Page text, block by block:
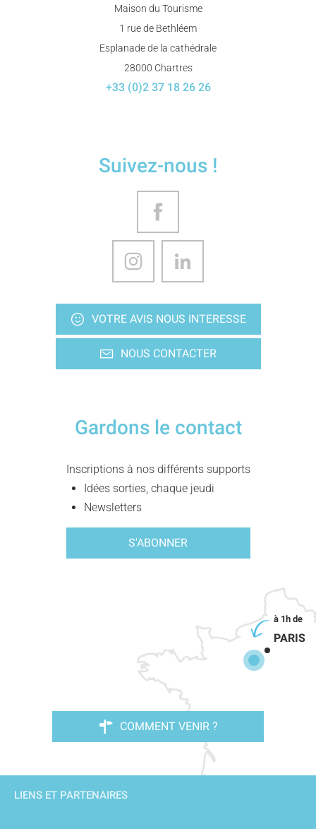
Maison du Tourisme
1 rue de Bethléem
Esplanade de la cathédrale
28000 Chartres
+33 (0)2 37 18 26 26
Suivez-nous !
VOTRE AVIS NOUS INTERESSE
NOUS CONTACTER
Gardons le contact
Inscriptions à nos différents supports
Idées sorties, chaque jeudi
Newsletters
S'ABONNER
PARIS
COMMENT VENIR ?
LIENS ET PARTENAIRES